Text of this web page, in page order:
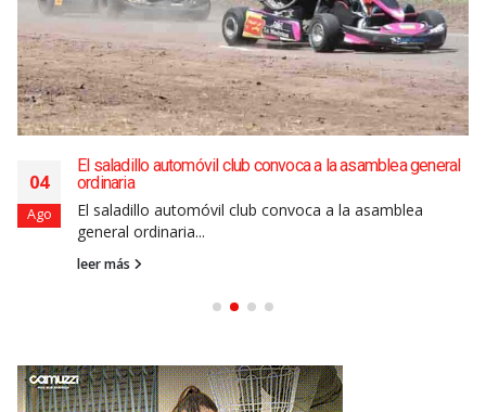
04
Ago
El saladillo automóvil club convoca a la asamblea general
ordinaria
El saladillo automóvil club convoca a la asamblea
general ordinaria...
leer más